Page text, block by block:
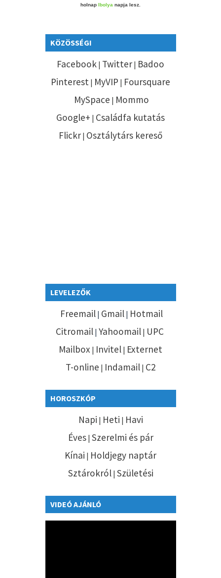
holnap Ibolya napja lesz.
KÖZÖSSÉGI
Facebook | Twitter | Badoo
Pinterest | MyVIP | Foursquare
MySpace | Mommo
Google+ | Családfa kutatás
Flickr | Osztálytárs kereső
LEVELEZŐK
Freemail| Gmail | Hotmail
Citromail | Yahoomail | UPC
Mailbox | Invitel | Externet
T-online | Indamail| C2
HOROSZKÓP
Napi | Heti | Havi
Éves| Szerelmi és pár
Kínai | Holdjegy naptár
Sztárokról| Születési
VIDEÓ AJÁNLÓ